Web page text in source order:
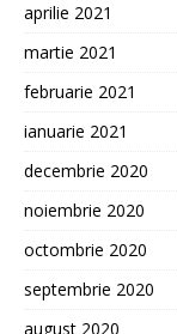
aprilie 2021
martie 2021
februarie 2021
ianuarie 2021
decembrie 2020
noiembrie 2020
octombrie 2020
septembrie 2020
august 2020